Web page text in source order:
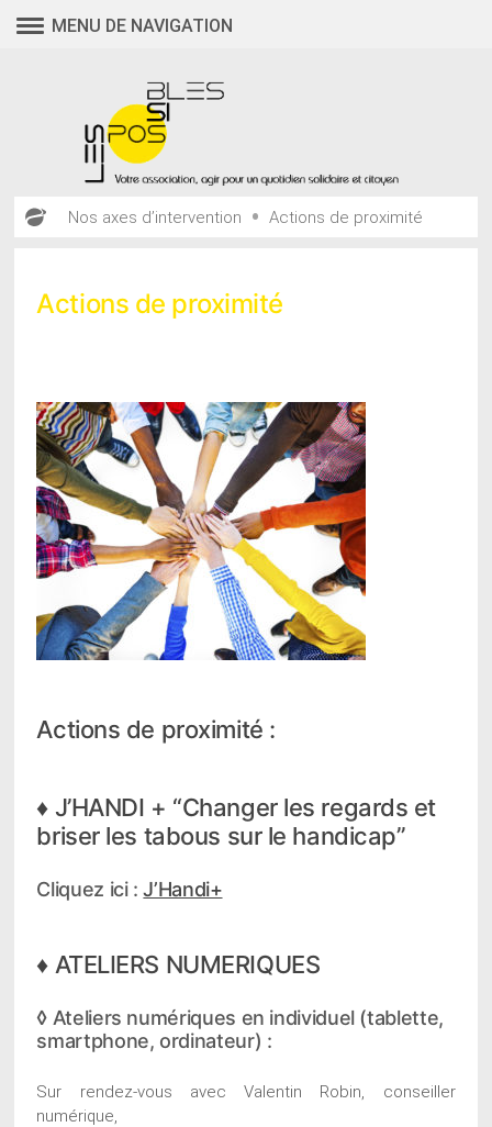
MENU DE NAVIGATION
Nos axes d’intervention • Actions de proximité
Actions de proximité
Actions de proximité :
♦ J’HANDI + “Changer les regards et
briser les tabous sur le handicap”
Cliquez ici :J’Handi+
♦ ATELIERS NUMERIQUES
◊ Ateliers numériques en individuel (tablette,
smartphone, ordinateur) :
Sur rendez-vous avec Valentin Robin, conseiller
numérique,